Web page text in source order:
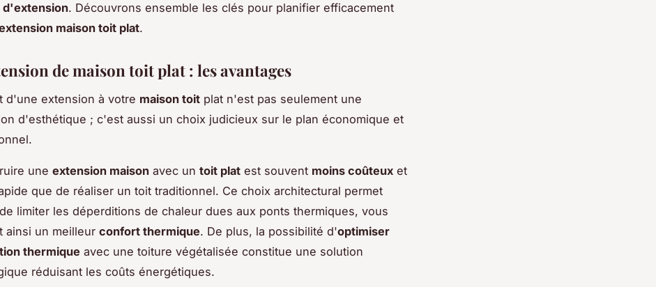
d'extension. Découvrons ensemble les clés pour planifier efficacement
maison toit plat.
de maison toit plat : les avantages
d'une extension à votre maison toit plat n'est pas seulement une
d'esthétique ; c'est aussi un choix judicieux sur le plan économique et
une extension maison avec un toit plat est souvent moins coûteux et
que de réaliser un toit traditionnel. Ce choix architectural permet
limiter les déperditions de chaleur dues aux ponts thermiques, vous
ainsi un meilleur confort thermique. De plus, la possibilité d'optimiser
thermique avec une toiture végétalisée constitue une solution
réduisant les coûts énergétiques.